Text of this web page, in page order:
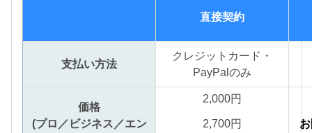
直接契約
支払い方法
クレジットカード・
PayPalのみ
価格
(プロ／ビジネス／エン
2,000円
2,700円